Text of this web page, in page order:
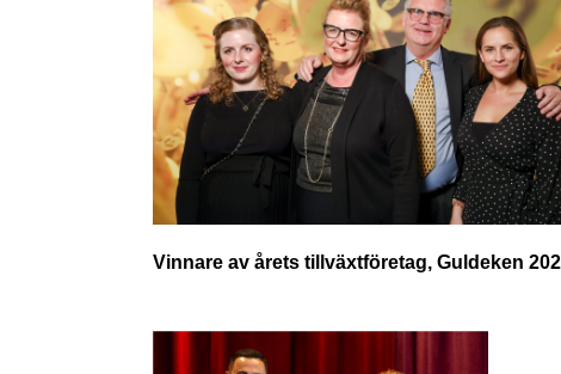
Vinnare av årets tillväxtföretag, Guldeken